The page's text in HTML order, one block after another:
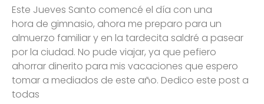
Este Jueves Santo comencé el día con una
hora de gimnasio, ahora me preparo para un
almuerzo familiar y en la tardecita saldré a pasear
por la ciudad. No pude viajar, ya que pefiero
ahorrar dinerito para mis vacaciones que espero
tomar a mediados de este año. Dedico este post a
todas